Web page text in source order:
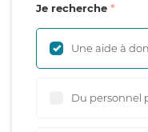
Je recherche
Une aide à
Du personnel